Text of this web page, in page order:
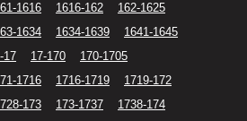
1616 1616-162
162-1625
1634 1634-1639
1641-1645
17 17-170
170-1705
1716 1716-1719
1719-172
173 173-1737
1738-174